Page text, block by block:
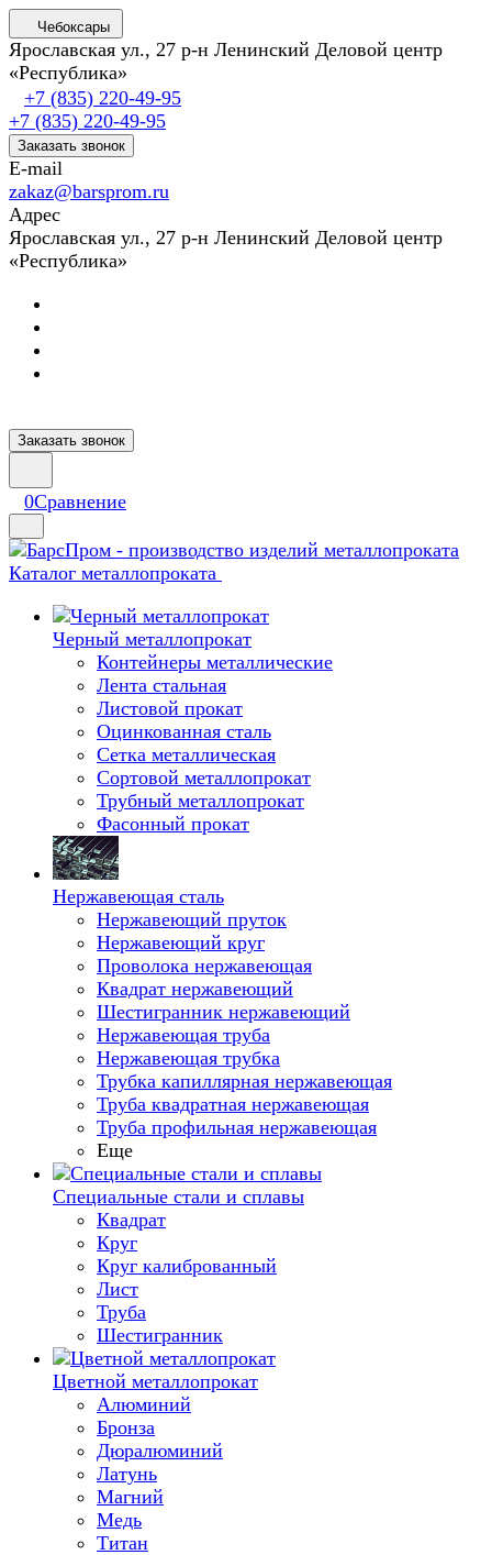
Чебоксары
Ярославская ул., 27 р-н Ленинский Деловой центр
«Республика»
+7 (835) 220-49-95
+7 (835) 220-49-95
Заказать звонок
E-mail
zakaz@barsprom.ru
Адрес
Ярославская ул., 27 р-н Ленинский Деловой центр
«Республика»
Заказать звонок
0Сравнение
Каталог металлопроката
Черный металлопрокат
Контейнеры металлические
Лента стальная
Листовой прокат
Оцинкованная сталь
Сетка металлическая
Сортовой металлопрокат
Трубный металлопрокат
Фасонный прокат
Нержавеющая сталь
Нержавеющий пруток
Нержавеющий круг
Проволока нержавеющая
Квадрат нержавеющий
Шестигранник нержавеющий
Нержавеющая труба
Нержавеющая трубка
Трубка капиллярная нержавеющая
Труба квадратная нержавеющая
Труба профильная нержавеющая
Еще
Специальные стали и сплавы
Квадрат
Круг
Круг калиброванный
Лист
Труба
Шестигранник
Цветной металлопрокат
Алюминий
Бронза
Дюралюминий
Латунь
Магний
Медь
Титан